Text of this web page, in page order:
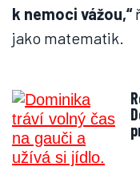
k nemoci vážou,“
jako matematik.